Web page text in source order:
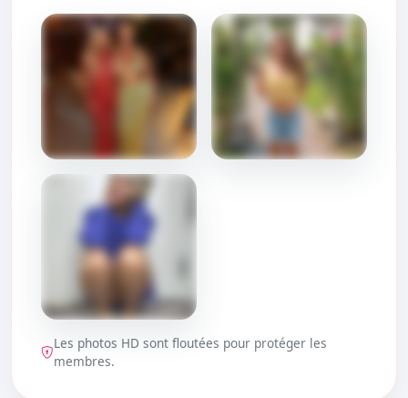
DÉBLOQUER
DÉBLOQUER
Les photos HD sont floutées pour protéger les
membres.